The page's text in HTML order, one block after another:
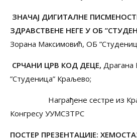
ЗНАЧАЈ ДИГИТАЛНЕ
ЗДРАВСТВЕНЕ НЕГЕ У ОБ ”
Зорана Максимовић, ОБ
СРЧАНИ ЦРВ КОД ДЕЦЕ, Драгана
”Студеница” Краљево;
Награђене сестре из
Конгресу УУМСЗТРС
ПОСТЕР ПРЕЗЕНТАЦИЈЕ: